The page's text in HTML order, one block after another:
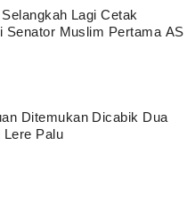
Lagi Cetak
Senator Muslim Pertama AS
Ditemukan Dicabik Dua
Lere Palu